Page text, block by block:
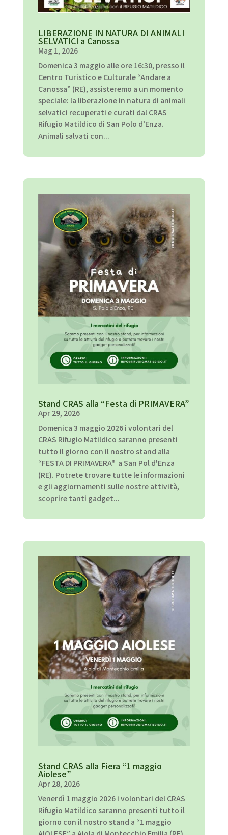
LIBERAZIONE IN NATURA DI ANIMALI
SELVATICI a Canossa
Mag 1, 2026
Domenica 3 maggio alle ore 16:30, presso il
Centro Turistico e Culturale “Andare a
Canossa” (RE), assisteremo a un momento
speciale: la liberazione in natura di animali
selvatici recuperati e curati dal CRAS
Rifugio Matildico di San Polo d’Enza.
Animali salvati con...
Stand CRAS alla “Festa di PRIMAVERA”
Apr 29, 2026
Domenica 3 maggio 2026 i volontari del
CRAS Rifugio Matildico saranno presenti
tutto il giorno con il nostro stand alla
“FESTA DI PRIMAVERA" a San Pol d'Enza
(RE). Potrete trovare tutte le informazioni
e gli aggiornamenti sulle nostre attività,
scoprire tanti gadget...
Stand CRAS alla Fiera “1 maggio
Aiolese”
Apr 28, 2026
Venerdì 1 maggio 2026 i volontari del CRAS
Rifugio Matildico saranno presenti tutto il
giorno con il nostro stand a “1 maggio